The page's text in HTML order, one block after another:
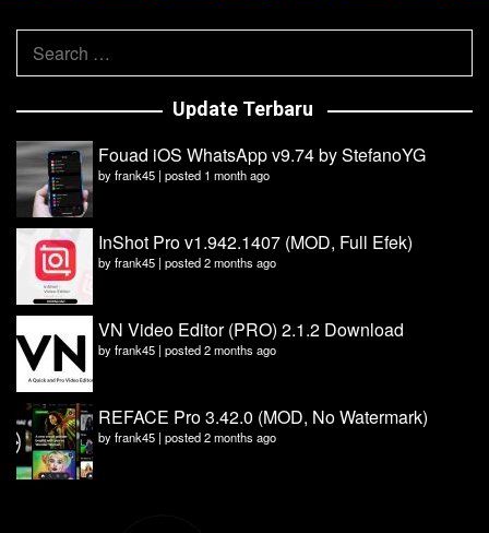
Search
for:
Update Terbaru
Fouad iOS WhatsApp v9.74 by StefanoYG
byfrank45 | posted 1 month ago
InShot Pro v1.942.1407 (MOD, Full Efek)
byfrank45 | posted 2 months ago
VN Video Editor (PRO) 2.1.2 Download
byfrank45 | posted 2 months ago
REFACE Pro 3.42.0 (MOD, No Watermark)
byfrank45 | posted 2 months ago